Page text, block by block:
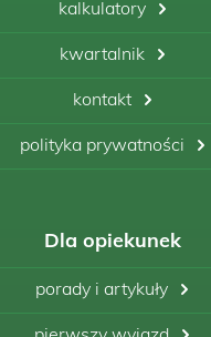
kalkulatory
kwartalnik
kontakt
polityka prywatności
Dla opiekunek
porady i artykuły